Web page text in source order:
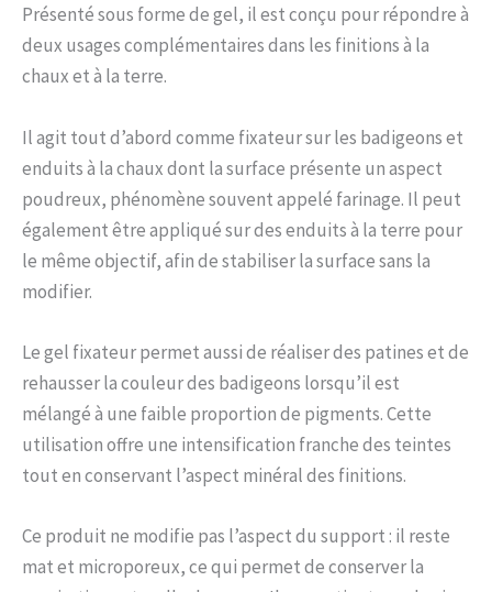
Présenté sous forme de gel, il est conçu pour répondre à
deux usages complémentaires dans les finitions à la
chaux et à la terre.
Il agit tout d’abord comme fixateur sur les badigeons et
enduits à la chaux dont la surface présente un aspect
poudreux, phénomène souvent appelé farinage. Il peut
également être appliqué sur des enduits à la terre pour
le même objectif, afin de stabiliser la surface sans la
modifier.
Le gel fixateur permet aussi de réaliser des patines et de
rehausser la couleur des badigeons lorsqu’il est
mélangé à une faible proportion de pigments. Cette
utilisation offre une intensification franche des teintes
tout en conservant l’aspect minéral des finitions.
Ce produit ne modifie pas l’aspect du support : il reste
mat et microporeux, ce qui permet de conserver la